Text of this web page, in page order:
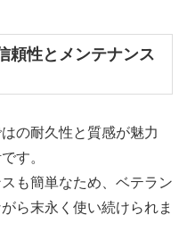
頼性とメンテナンス
の耐久性と質感が魅力
す。
も簡単なため、ベテラン
ら末永く使い続けられま